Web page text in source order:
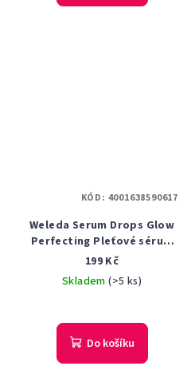
Weleda Serum Drops Glow
Perfecting Pleťové sérum
Unisex 30 ml Pro svěží záři
a sjednocenou pleť
199 Kč
Skladem(>5 ks)
Do košíku
KÓD: 4001638590617